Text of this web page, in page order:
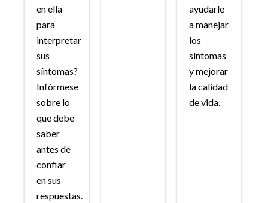
en ella
para
interpretar
sus
síntomas?
Infórmese
sobre lo
que debe
saber
antes de
confiar
en sus
respuestas.
ayudarle
a manejar
los
síntomas
y mejorar
la calidad
de vida.